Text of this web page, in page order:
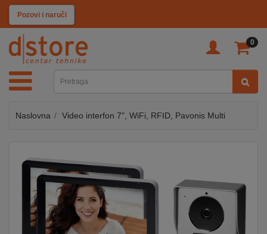
Pozovi i naruči
0
KATEGORIJE
TV
SAT
MOBILNI
AUDIO
KABLOVI
Naslovna Video interfon 7", WiFi, RFID, Pavonis Multi